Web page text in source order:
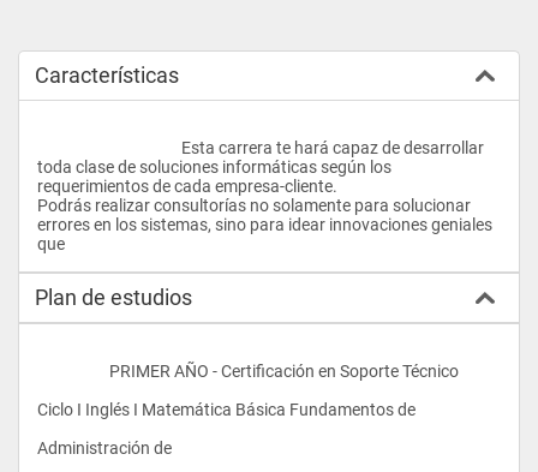
Características
toda clase de soluciones informáticas según los
requerimientos de cada empresa-cliente.
Podrás realizar consultorías no solamente para solucionar
errores en los sistemas, sino para idear innovaciones geniales
Plan de estudios
                    PRIMER AÑO - Certificación en Soporte Técnico
Ciclo I Inglés I Matemática Básica Fundamentos de
Administración de